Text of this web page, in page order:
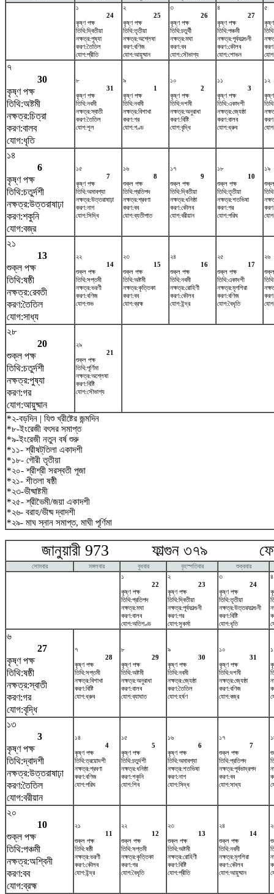
১
24
কৃষ্ণ পক্ষ
তিথি:দ্বিতীয়া
নক্ষত্র:পুষ্যা
করণ:তৈতিল
যোগ:প্রীতি
২
25
কৃষ্ণ পক্ষ
তিথি:তৃতীয়া
নক্ষত্র:অশ্লেষা
করণ:বণিজ
যোগ:আয়ুষ্মান
৩
26
কৃষ্ণ পক্ষ
তিথি:চতুর্থী
নক্ষত্র:মঘা
করণ:বব
যোগ:সৌভাগ্য
৪
27
কৃষ্ণ পক্ষ
তিথি:পঞ্চমী
নক্ষত্র:পূর্বফাল্গুনী
করণ:কৌলব
যোগ:শোভন
৫
৭
30
কৃষ্ণ পক্ষ
তিথি:অষ্টমী
নক্ষত্র:চিত্রা
করণ:বালব
যোগ:ধৃতি
৮
31
কৃষ্ণ পক্ষ
তিথি:নবমী
নক্ষত্র:স্বাতী
করণ:তৈতিল
যোগ:শূল
৯
1
কৃষ্ণ পক্ষ
তিথি:নবমী
নক্ষত্র:বিশাখা
করণ:গর
যোগ:গণ্ড
১০
2
কৃষ্ণ পক্ষ
তিথি:দশমী
নক্ষত্র:অনুরাধা
করণ:বিষ্টি
যোগ:বৃদ্ধি
১১
3
কৃষ্ণ পক্ষ
তিথি:একাদশী
নক্ষত্র:জ্যেষ্ঠা
করণ:বালব
যোগ:ধ্রুব
১২
১৪
6
কৃষ্ণ পক্ষ
তিথি:চতুর্দশী
নক্ষত্র:উত্তরাষাঢ়া
করণ:শকুনি
যোগ:বজ্র
১৫
7
কৃষ্ণ পক্ষ
তিথি:অমাবশ্যা
নক্ষত্র:উত্তরাষাঢ়া
করণ:নাগ
যোগ:সিদ্ধি
১৬
8
শুক্ল পক্ষ
তিথি:প্রতিপদ
নক্ষত্র:শ্রবণা
করণ:বব
যোগ:ব্যতীপাত
১৭
9
শুক্ল পক্ষ
তিথি:দ্বিতীয়া
নক্ষত্র:ধনিষ্ঠা
করণ:কৌলব
যোগ:বরীয়ান
১৮
10
শুক্ল পক্ষ
তিথি:তৃতীয়া
নক্ষত্র:শতভিষ‌া
করণ:গর
যোগ:পরিঘ
১৯
২১
13
শুক্ল পক্ষ
তিথি:ষষ্ঠী
নক্ষত্র:রেবতী
করণ:তৈতিল
যোগ:সাধ্য
২২
14
শুক্ল পক্ষ
তিথি:সপ্তমী
নক্ষত্র:ভরণী
করণ:বণিজ
যোগ:শুভ
২৩
15
শুক্ল পক্ষ
তিথি:অষ্টমী
নক্ষত্র:কৃত্তিকা
করণ:বব
যোগ:ব্রহ্ম
২৪
16
শুক্ল পক্ষ
তিথি:নবমী
নক্ষত্র:রোহিণী
করণ:কৌলব
যোগ:ইন্দ্র
২৫
17
শুক্ল পক্ষ
তিথি:একাদশী
নক্ষত্র:মৃগশিরা
করণ:বণিজ
যোগ:বৈধৃতি
২৬
২৮
20
শুক্ল পক্ষ
তিথি:চতুর্দশী
নক্ষত্র:পুষ্যা
করণ:গর
যোগ:আয়ুষ্মান
২৯
21
শুক্ল পক্ষ
তিথি:পূর্ণিমা
নক্ষত্র:অশ্লেষা
করণ:বিষ্টি
যোগ:সৌভাগ্য
*২-বড়দিন | যিশু খ্রীষ্টের জন্মদিন
*৮-ইংরেজী বৎসর সমাপ্ত
*৯-ইংরেজী নতুন বর্ষ শুরু
*১১- শ্রীষট্‌তিলা একাদশী
*১৮- গৌরী তৃতীয়া
*২০- শ্রীশ্রী সরস্বতী পূজা
*২১- শীতলা ষষ্ঠী
*২৩-ভীষ্মাষ্টমী
*২৫- শ্রীভৈমী/জয়া একাদশী
*২৬- বরাহ/ভীষ্ম দ্বাদশী
*২৯- মাঘ স্নান সমাপ্ত, মাঘী পূর্ণিমা
জানুয়ারী 973 ফাল্গুন ৩৭৯
সোমবার মঙ্গলবার বুধবার বৃহস্পতিবার
শুক্রবার
১
22
কৃষ্ণ পক্ষ
তিথি:প্রতিপদ
নক্ষত্র:মঘা
করণ:বালব
যোগ:অতিগণ্ড
২
23
কৃষ্ণ পক্ষ
তিথি:দ্বিতীয়া
নক্ষত্র:পূর্বফাল্গুনী
করণ:গর
যোগ:সুকর্মা
৩
24
কৃষ্ণ পক্ষ
তিথি:তৃতীয়া
নক্ষত্র:উত্তরফাল্গুনী
করণ:বিষ্টি
যোগ:ধৃতি
৪
৬
27
কৃষ্ণ পক্ষ
তিথি:ষষ্ঠী
নক্ষত্র:স্বাতী
করণ:গর
যোগ:বৃদ্ধি
৭
28
কৃষ্ণ পক্ষ
তিথি:সপ্তমী
নক্ষত্র:বিশাখা
করণ:বিষ্টি
যোগ:ধ্রুব
৮
29
কৃষ্ণ পক্ষ
তিথি:অষ্টমী
নক্ষত্র:অনুরাধা
করণ:বালব
যোগ:ব্যাঘাত
৯
30
কৃষ্ণ পক্ষ
তিথি:নবমী
নক্ষত্র:জ্যেষ্ঠা
করণ:তৈতিল
যোগ:হর্ষণ
১০
31
কৃষ্ণ পক্ষ
তিথি:দশমী
নক্ষত্র:জ্যেষ্ঠা
করণ:বণিজ
যোগ:বজ্র
১৩
3
কৃষ্ণ পক্ষ
তিথি:দ্বাদশী
নক্ষত্র:উত্তরাষাঢ়া
করণ:তৈতিল
যোগ:বরীয়ান
১৪
4
কৃষ্ণ পক্ষ
তিথি:ত্রয়োদশী
নক্ষত্র:শ্রবণা
করণ:বণিজ
যোগ:পরিঘ
১৫
5
কৃষ্ণ পক্ষ
তিথি:চতুর্দশী
নক্ষত্র:ধনিষ্ঠা
করণ:শকুনি
যোগ:শিব
১৬
6
কৃষ্ণ পক্ষ
তিথি:অমাবশ্যা
নক্ষত্র:শতভিষ‌া
করণ:নাগ
যোগ:সিদ্ধ
১৭
7
শুক্ল পক্ষ
তিথি:প্রতিপদ
নক্ষত্র:পূর্বভাদ্রপদ
করণ:বব
যোগ:সাধ্য
২০
10
শুক্ল পক্ষ
তিথি:পঞ্চমী
নক্ষত্র:অশ্বিনী
করণ:বব
যোগ:ব্রহ্ম
২১
11
শুক্ল পক্ষ
তিথি:ষষ্ঠী
নক্ষত্র:ভরণী
করণ:কৌলব
যোগ:ইন্দ্র
২২
12
শুক্ল পক্ষ
তিথি:সপ্তমী
নক্ষত্র:কৃত্তিকা
করণ:গর
যোগ:বৈধৃতি
২৩
13
শুক্ল পক্ষ
তিথি:অষ্টমী
নক্ষত্র:রোহিণী
করণ:বিষ্টি
যোগ:প্রীতি
২৪
14
শুক্ল পক্ষ
তিথি:নবমী
নক্ষত্র:মৃগশিরা
করণ:কৌলব
যোগ:আয়ুষ্মান